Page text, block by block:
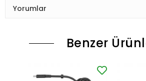
Yorumlar
Benzer